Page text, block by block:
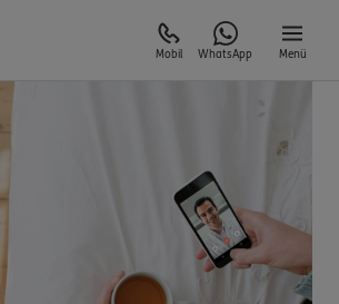
Mobil WhatsApp Menü